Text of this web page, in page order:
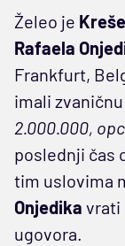
Želeo je Kreše
Rafaela
Frankfurt,
imali
2.000.000,
poslednji čas
tim uslovima
Onjedika vrati
ugovora.